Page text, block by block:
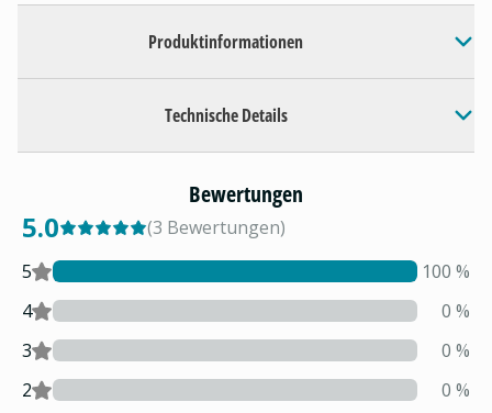
Produktinformationen
Technische Details
Bewertungen
5.0 (3 Bewertungen)
5
100 %
4
0 %
3
0 %
2
0 %